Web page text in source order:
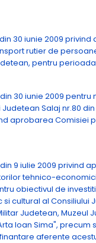
30 iunie 2009 privind
rutier de
pentru perioada
30 iunie 2009
Salaj nr.80 din
aprobarea Comisiei
9 iulie 2009 privind
tehnico-
obiectivul de
cultural al Consiliului
Judetean, Muzeul
Ioan Sima", precum
aferente